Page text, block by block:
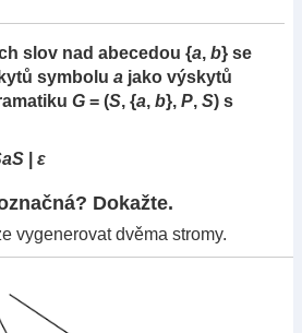
slov nad abecedou {a, b} se
symbolu a jako výskytů
G = (S, {a, b}, P, S) s
ε
Dokažte.
vygenerovat dvěma stromy.